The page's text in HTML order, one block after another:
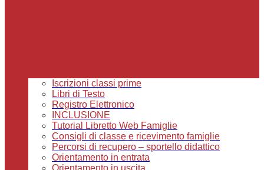
Iscrizioni classi prime
Libri di Testo
Registro Elettronico
INCLUSIONE
Tutorial Libretto Web Famiglie
Consigli di classe e ricevimento famiglie
Percorsi di recupero – sportello didattico
Orientamento in entrata